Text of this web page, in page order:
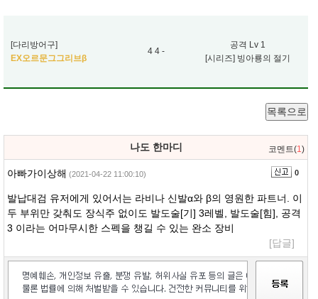
[다리방어구]
EX오르문그그리브β
4 4 -
공격 Lv 1
[시리즈] 빙아룡의 절기
목록으로
나도 한마디 코멘트(1)
아빠가이상해 (2021-04-22 11:00:10) 0
발납대검 유저에게 있어서는 라비나 신발α와 β의 영원한 파트너. 이
두 부위만 갖춰도 장식주 없이도 발도술[기] 3레벨, 발도술[힘], 공격
3 이라는 어마무시한 스펙을 챙길 수 있는 완소 장비
[답글]